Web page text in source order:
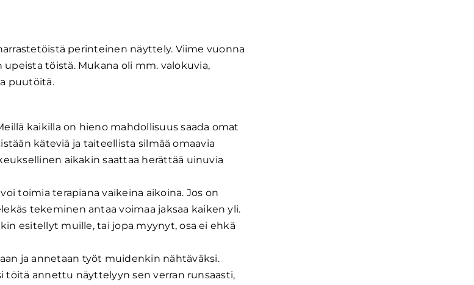
perinteinen näyttely. Viime vuonna
töistä. Mukana oli mm. valokuvia,
puutöitä.
kaikilla on hieno mahdollisuus saada omat
käteviä ja taiteellista silmää omaavia
aikakin saattaa herättää uinuvia
toimia terapiana vaikeina aikoina. Jos on
tekeminen antaa voimaa jaksaa kaiken yli.
esitellyt muille, tai jopa myynyt, osa ei ehkä
ja annetaan työt muidenkin nähtäväksi.
töitä annettu näyttelyyn sen verran runsaasti,